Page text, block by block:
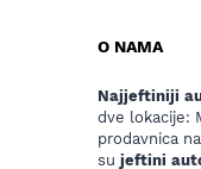
O NAMA
Najjeftiniji
dve lokacije:
prodavnica
su jeftini